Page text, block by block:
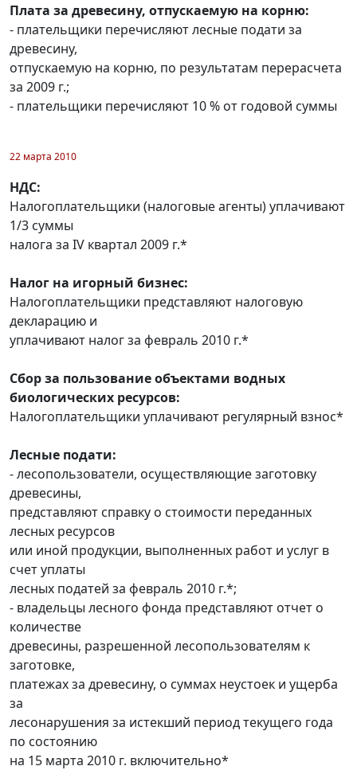
Плата за древесину, отпускаемую на корню:
- плательщики перечисляют лесные подати за
древесину,
отпускаемую на корню, по результатам перерасчета
за 2009 г.;
- плательщики перечисляют 10 % от годовой суммы
22 марта 2010
НДС:
Налогоплательщики (налоговые агенты) уплачивают
1/3 суммы
налога за IV квартал 2009 г.*
Налог на игорный бизнес:
Налогоплательщики представляют налоговую
декларацию и
уплачивают налог за февраль 2010 г.*
Сбор за пользование объектами водных
биологических ресурсов:
Налогоплательщики уплачивают регулярный взнос*
Лесные подати:
- лесопользователи, осуществляющие заготовку
древесины,
представляют справку о стоимости переданных
лесных ресурсов
или иной продукции, выполненных работ и услуг в
счет уплаты
лесных податей за февраль 2010 г.*;
- владельцы лесного фонда представляют отчет о
количестве
древесины, разрешенной лесопользователям к
заготовке,
платежах за древесину, о суммах неустоек и ущерба
за
лесонарушения за истекший период текущего года
по состоянию
на 15 марта 2010 г. включительно*